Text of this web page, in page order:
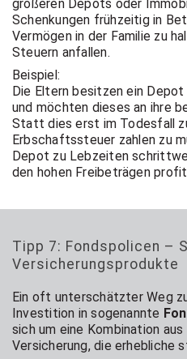
größeren Depots oder
Schenkungen frühzeitig in
Vermögen in der Familie zu
Steuern anfallen.
Beispiel:
Die Eltern besitzen ein
und möchten dieses an ihre
Statt dies erst im Todesfall
Erbschaftssteuer zahlen zu
Depot zu Lebzeiten
den hohen Freibeträgen
Tipp 7: Fondspolicen –
Versicherungsprodukte
Ein oft unterschätzter Weg
Investition in sogenannte
sich um eine Kombination aus
Versicherung, die erhebliche